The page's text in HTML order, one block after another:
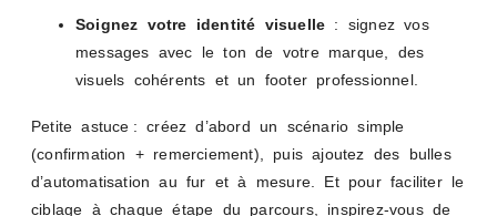
Soignez votre identité visuelle : signez vos
messages avec le ton de votre marque, des
visuels cohérents et un footer professionnel.
Petite astuce : créez d’abord un scénario simple
(confirmation + remerciement), puis ajoutez des bulles
d’automatisation au fur et à mesure. Et pour faciliter le
ciblage à chaque étape du parcours, inspirez-vous de